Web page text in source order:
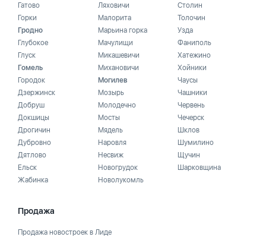
Гатово
Горки
Гродно
Глубокое
Глуск
Гомель
Городок
Дзержинск
Добруш
Докшицы
Дрогичин
Дубровно
Дятлово
Ельск
Жабинка
Ляховичи
Малорита
Марьина горка
Мачулищи
Микашевичи
Михановичи
Могилев
Мозырь
Молодечно
Мосты
Мядель
Наровля
Несвиж
Новогрудок
Новолукомль
Столин
Толочин
Узда
Фаниполь
Хатежино
Хойники
Чаусы
Чашники
Червень
Чечерск
Шклов
Шумилино
Щучин
Шарковщина
Продажа
Продажа новостроек в Лиде